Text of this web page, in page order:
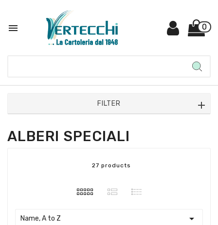
 0
FILTER
ALBERI SPECIALI
27 products
Name, A to Z 